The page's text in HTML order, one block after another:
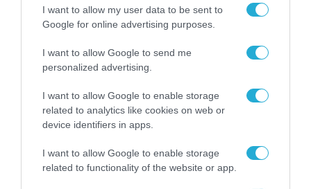
I want to allow my user data to be sent to
Google for online advertising purposes.
I want to allow Google to send me
personalized advertising.
I want to allow Google to enable storage
related to analytics like cookies on web or
device identifiers in apps.
I want to allow Google to enable storage
related to functionality of the website or app.
Σ. Καλαφάτης: «Η
δεν είναι απλώς μια
νέα τεχνολογία, είναι
επανάσταση»
31.07.2026
Νέος οδηγός του ΕΚΤ
για τη χρηματοδότηση
επιχειρήσεων στον
χώρο της άμυνας
31.07.2026